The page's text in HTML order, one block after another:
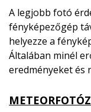
A legjobb fotó
fényképezőgép
helyezze a
Általában minél
eredményeket és